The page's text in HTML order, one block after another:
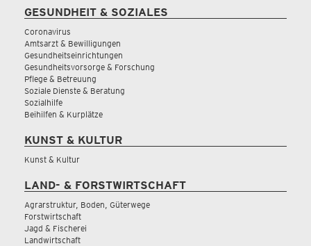
GESUNDHEIT & SOZIALES
Coronavirus
Amtsarzt & Bewilligungen
Gesundheitseinrichtungen
Gesundheitsvorsorge & Forschung
Pflege & Betreuung
Soziale Dienste & Beratung
Sozialhilfe
Beihilfen & Kurplätze
KUNST & KULTUR
Kunst & Kultur
LAND- & FORSTWIRTSCHAFT
Agrarstruktur, Boden, Güterwege
Forstwirtschaft
Jagd & Fischerei
Landwirtschaft